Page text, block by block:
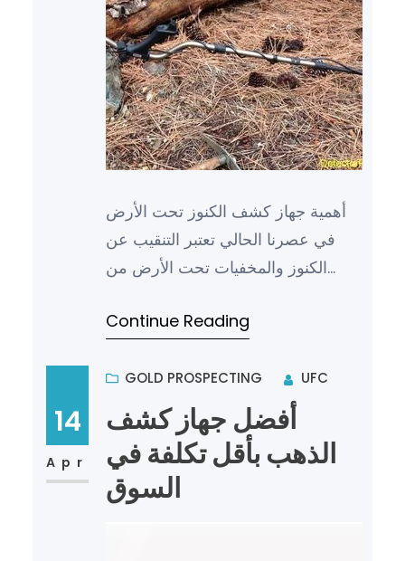
أهمية جهاز كشف الكنوز تحت الأرض
في عصرنا الحالي تعتبر التنقيب عن
الكنوز والمخفيات تحت الأرض من
Continue Reading
14
Apr
GOLD PROSPECTING UFC
أفضل جهاز كشف
الذهب بأقل تكلفة في
السوق